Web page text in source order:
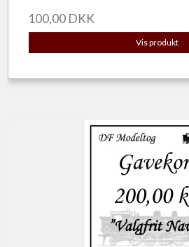
100,00 DKK
Vis produkt